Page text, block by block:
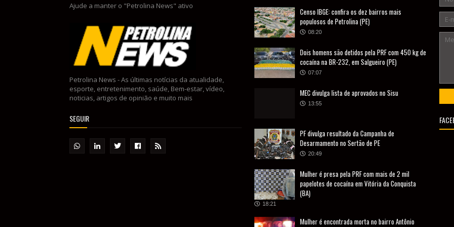
Ajude a manter o "Petrolina News" ativo
Petrolina News - As últimas notícias da atualidade,
esporte, entretenimento, saúde, Bem-estar, vídeo,
noticias, artigos de opinião e muito mais
SEGUIR
Censo IBGE: confira os dez bairros mais
populosos de Petrolina (PE)
08:20
Dois homens são detidos pela PRF com 450 kg de
cocaína na BR-232, em Salgueiro (PE)
07:07
MEC divulga lista de aprovados no Sisu
13:55
PF divulga resultado da Campanha de
Desarmamento no Sertão de PE
20:49
Mulher é presa pela PRF com mais de 2 mil
papelotes de cocaína em Vitória da Conquista
(BA)
18:21
Mulher é encontrada morta no bairro Antônio